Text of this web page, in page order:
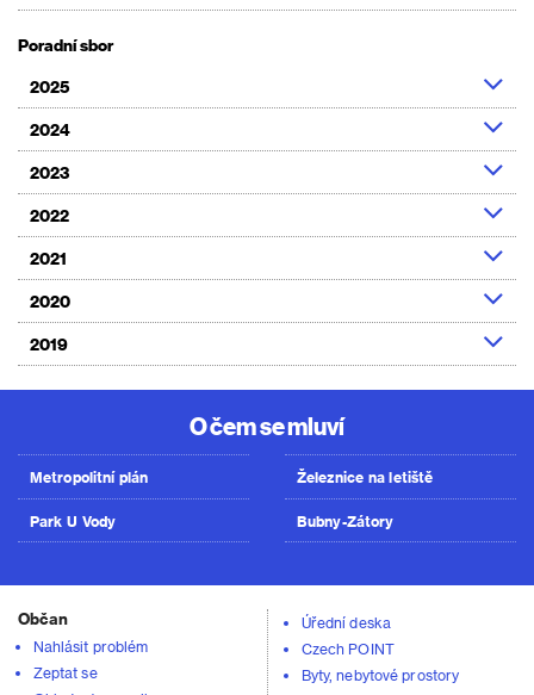
Poradní sbor
2025
2024
2023
2022
2021
2020
2019
O čem se mluví
Metropolitní plán
Park U Vody
Železnice na letiště
Bubny-Zátory
Občan
Nahlásit problém
Zeptat se
Úřední deska
Czech POINT
Byty, nebytové prostory